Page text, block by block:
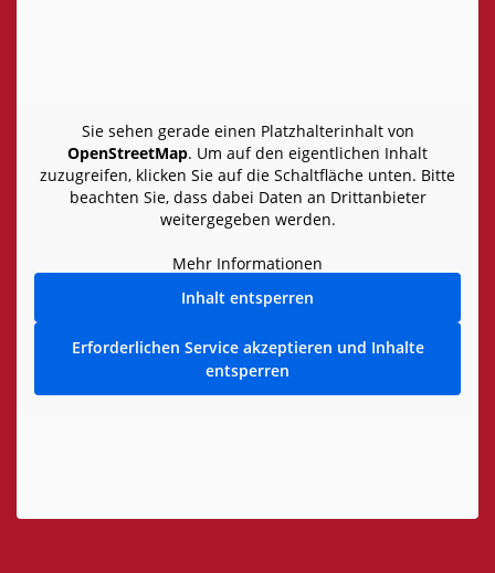
Sie sehen gerade einen Platzhalterinhalt von
OpenStreetMap. Um auf den eigentlichen Inhalt
zuzugreifen, klicken Sie auf die Schaltfläche unten. Bitte
beachten Sie, dass dabei Daten an Drittanbieter
weitergegeben werden.
Mehr Informationen
Inhalt entsperren
Erforderlichen Service akzeptieren und Inhalte
entsperren